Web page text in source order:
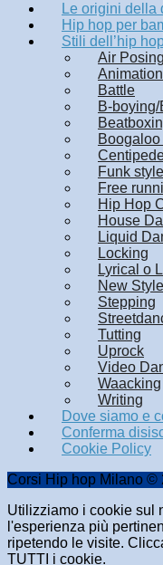
Le origini della
Hip hop per
Stili dell’hip
Air Posing
Animation
Battle
B-
Funk
Free
Hip Hop
House
Liquid
Locking
Lyrical o
New Style
Stepping
Tutting
Uprock
Video
Waacking
Writing
Dove siamo e
Conferma
Cookie Policy
Corsi Hip hop Milano ©
Utilizziamo i cookie sul
l'esperienza più
ripetendo le visite.
TUTTI i cookie.